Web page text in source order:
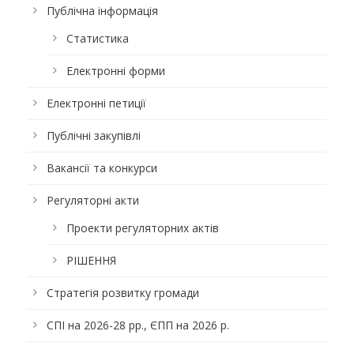
Публічна інформація
Статистика
Електронні форми
Електронні петиції
Публічні закупівлі
Вакансії та конкурси
Регуляторні акти
Проекти регуляторних актів
РІШЕННЯ
Стратегія розвитку громади
СПІ на 2026-28 рр., ЄПП на 2026 р.